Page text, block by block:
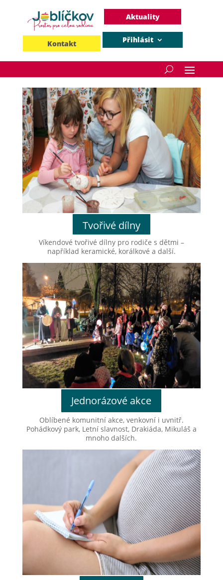
Kontakt
Aktuality
Přihlásit
Tvořivé dílny
Víkendové tvořivé dílny pro rodiče s dětmi –
například keramické, korálkové a další.
Jednorázové akce
Oblíbené komunitní akce, venkovní i uvnitř.
Pohádkový park, Letní slavnost, Drakiáda, Mikuláš a
mnoho dalších.